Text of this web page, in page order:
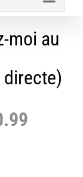
moi au